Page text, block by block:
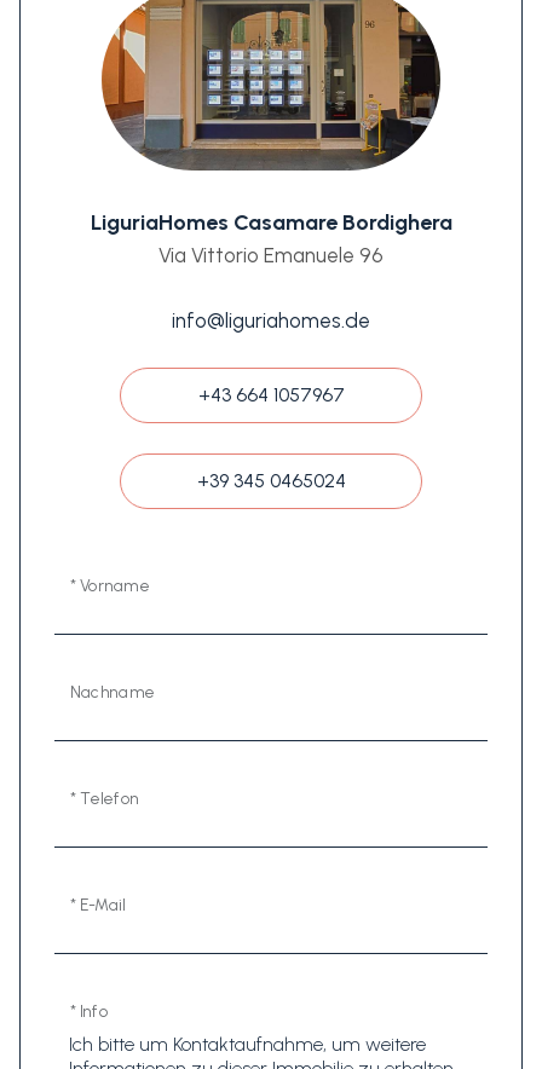
LiguriaHomes Casamare Bordighera
Via Vittorio Emanuele 96
info@liguriahomes.de
+43 664 1057967
+39 345 0465024
* Vorname
Nachname
* Telefon
* E-Mail
* Info